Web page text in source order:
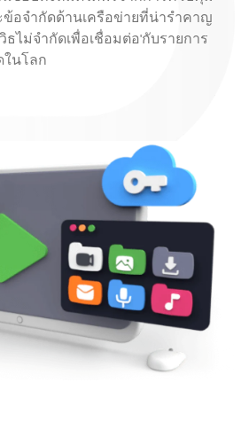
ข้อจำกัดด้านเครือข่ายที่น่ารำคาญ
ไม่จำกัดเพื่อเชื่อมต่อ'กับรายการ
นโลก